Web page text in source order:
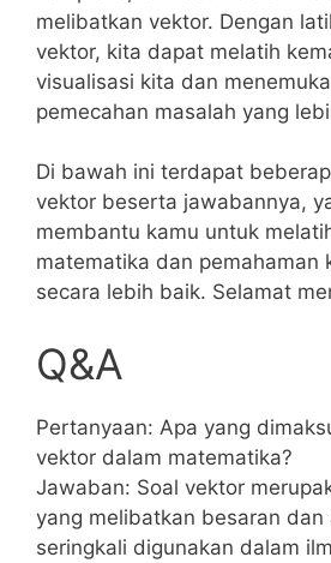
melibatkan vektor.⁣ Dengan
vektor, kita dapat ‌melatih
visualisasi ‍kita dan
pemecahan ⁤masalah yang
Di bawah ini terdapat
vektor beserta jawabannya,
⁢membantu ​kamu ​untuk
matematika dan pemahaman⁣
secara lebih ‌baik. Selamat
Q&A
Pertanyaan: Apa yang
vektor dalam matematika?
Jawaban: Soal vektor
yang⁣ melibatkan⁣ besaran dan
seringkali digunakan ​dalam